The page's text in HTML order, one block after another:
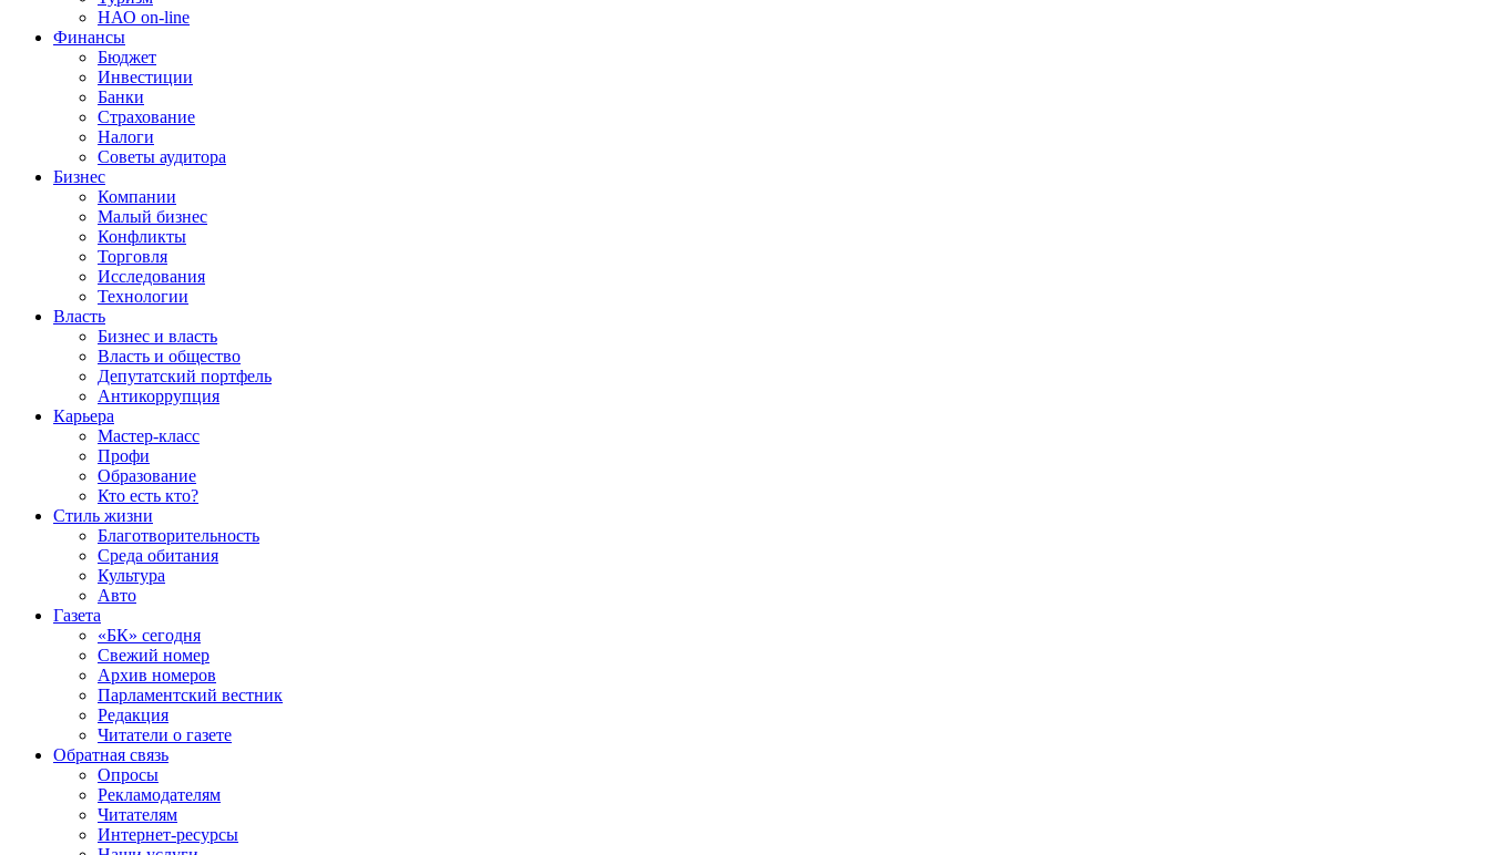
НАО on-line
Финансы
Бюджет
Инвестиции
Банки
Страхование
Налоги
Советы аудитора
Бизнес
Компании
Малый бизнес
Конфликты
Торговля
Исследования
Технологии
Власть
Бизнес и власть
Власть и общество
Депутатский портфель
Антикоррупция
Карьера
Мастер-класс
Профи
Образование
Кто есть кто?
Стиль жизни
Благотворительность
Среда обитания
Культура
Авто
Газета
«БК» сегодня
Свежий номер
Архив номеров
Парламентский вестник
Редакция
Читатели о газете
Обратная связь
Опросы
Рекламодателям
Читателям
Интернет-ресурсы